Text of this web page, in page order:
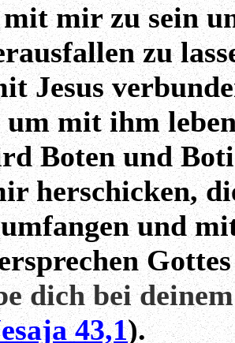
mir zu sein
zu
Jesus
um mit ihm
Boten und
herschicken,
und
dich bei
43,1).